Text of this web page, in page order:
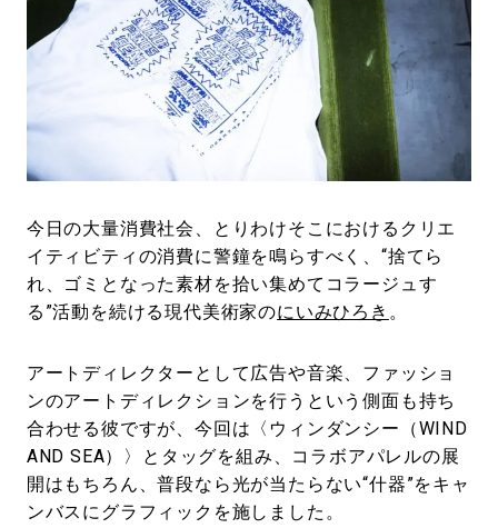
#ととけん #FASHION #MUSIC #MOVIE
#LIFESTYLE #SNEAKER #OUTDOOR
#HANDSOME HANDBOOK
今日の大量消費社会、とりわけそこにおけるクリエ
イティビティの消費に警鐘を鳴らすべく、“捨てら
れ、ゴミとなった素材を拾い集めてコラージュす
る”活動を続ける現代美術家のにいみひろき 。
アートディレクターとして広告や音楽、ファッショ
ンのアートディレクションを行うという側面も持ち
合わせる彼ですが、今回は〈ウィンダンシー（WIND
AND SEA）〉とタッグを組み、コラボアパレルの展
開はもちろん、普段なら光が当たらない“什器”をキャ
ンバスにグラフィックを施しました。